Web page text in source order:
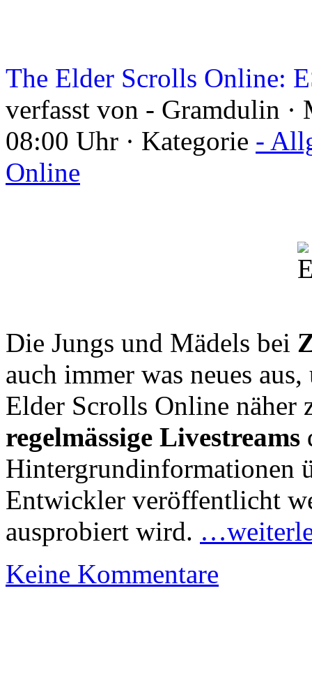
The Elder Scrolls Online:
verfasst von - Gramdulin ·
08:00 Uhr · Kategorie -
Online
Die Jungs und Mädels bei
auch immer was neues
Elder Scrolls Online
regelmässige Livestreams
Hintergrundinformationen
Entwickler veröffentlicht
ausprobiert wird.
Keine Kommentare